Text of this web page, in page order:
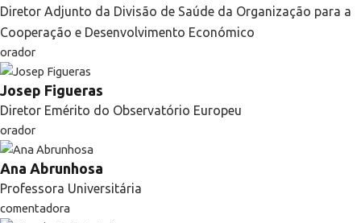
Diretor Adjunto da Divisão de Saúde da Organização para a
Cooperação e Desenvolvimento Económico
orador
Josep Figueras
Diretor Emérito do Observatório Europeu
orador
Ana Abrunhosa
Professora Universitária
comentadora